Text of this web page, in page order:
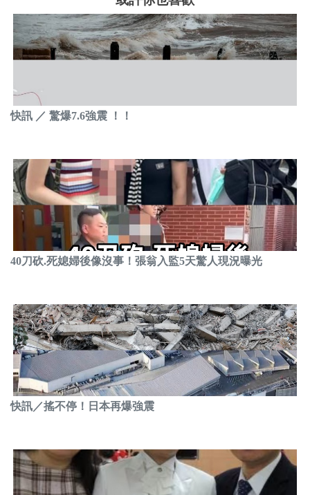
快訊 ／ 驚爆7.6強震 ！！
40刀砍.死媳婦後像沒事！張翁入監5天驚人現況曝光
快訊／搖不停！日本再爆強震